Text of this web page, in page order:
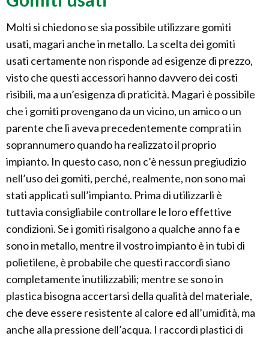
Molti si chiedono se sia possibile utilizzare gomiti
usati, magari anche in metallo. La scelta dei gomiti
usati certamente non risponde ad esigenze di prezzo,
visto che questi accessori hanno davvero dei costi
risibili, ma a un’esigenza di praticità. Magari è possibile
che i gomiti provengano da un vicino, un amico o un
parente che li aveva precedentemente comprati in
soprannumero quando ha realizzato il proprio
impianto. In questo caso, non c’è nessun pregiudizio
nell’uso dei gomiti, perché, realmente, non sono mai
stati applicati sull’impianto. Prima di utilizzarli è
tuttavia consigliabile controllare le loro effettive
condizioni. Se i gomiti risalgono a qualche anno fa e
sono in metallo, mentre il vostro impianto è in tubi di
polietilene, è probabile che questi raccordi siano
completamente inutilizzabili; mentre se sono in
plastica bisogna accertarsi della qualità del materiale,
che deve essere resistente al calore ed all’umidità, ma
anche alla pressione dell’acqua. I raccordi plastici di